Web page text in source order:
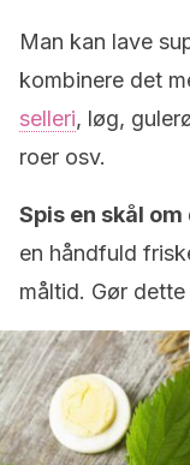
Man kan lave
kombinere det
selleri, løg,
roer osv.
Spis en skål om
en håndfuld
måltid. Gør dette